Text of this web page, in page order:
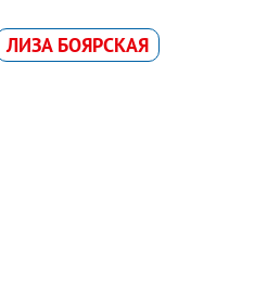
ЛИЗА БОЯРСКАЯ